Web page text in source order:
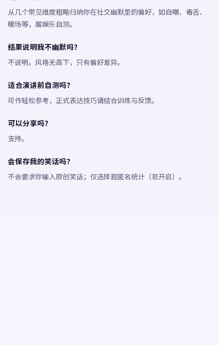
从几个常见维度粗略归纳你在社交幽默里的偏好，如自嘲、毒舌、
暖场等，属娱乐自测。
结果说明我不幽默吗？
不说明。风格无高下，只有偏好差异。
适合演讲前自测吗？
可作轻松参考，正式表达技巧请结合训练与反馈。
可以分享吗？
支持。
会保存我的笑话吗？
不会要求你输入原创笑话；仅选择题匿名统计（若开启）。